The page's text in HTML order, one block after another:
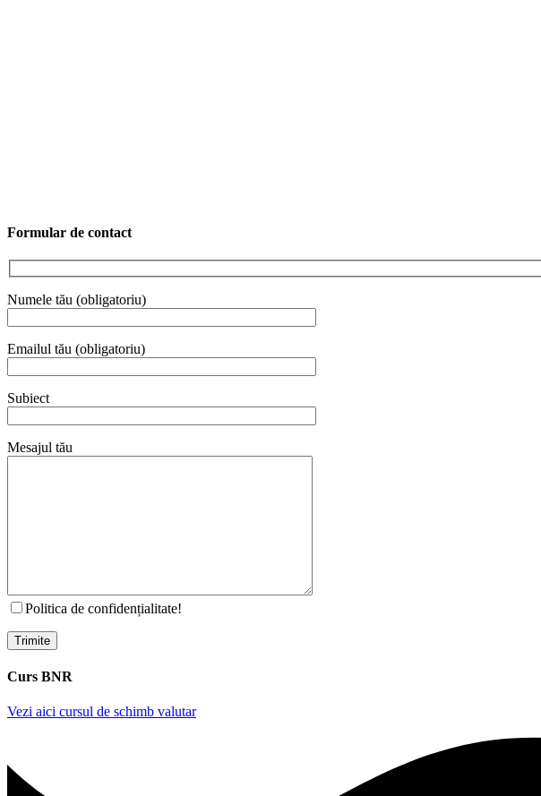
Formular de contact
Numele tău (obligatoriu)
Emailul tău (obligatoriu)
Subiect
Mesajul tău
Politica de confidențialitate!
Curs BNR
Vezi aici cursul de schimb valutar